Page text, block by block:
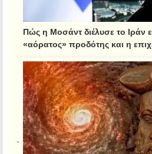
Πώς η Μοσάντ διέλυσε το Ιράν
«αόρατος» προδότης και η